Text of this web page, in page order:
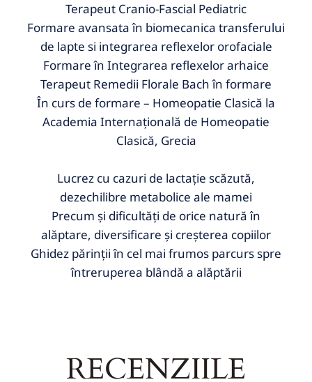
Terapeut Cranio-Fascial Pediatric
Formare avansata în biomecanica transferului
de lapte si integrarea reflexelor orofaciale
Formare în Integrarea reflexelor arhaice
Terapeut Remedii Florale Bach în formare
În curs de formare – Homeopatie Clasică la
Academia Internațională de Homeopatie
Clasică, Grecia
Lucrez cu cazuri de lactație scăzută,
dezechilibre metabolice ale mamei
Precum și dificultăți de orice natură în
alăptare, diversificare și creșterea copiilor
Ghidez părinții în cel mai frumos parcurs spre
întreruperea blândă a alăptării
RECENZIILE